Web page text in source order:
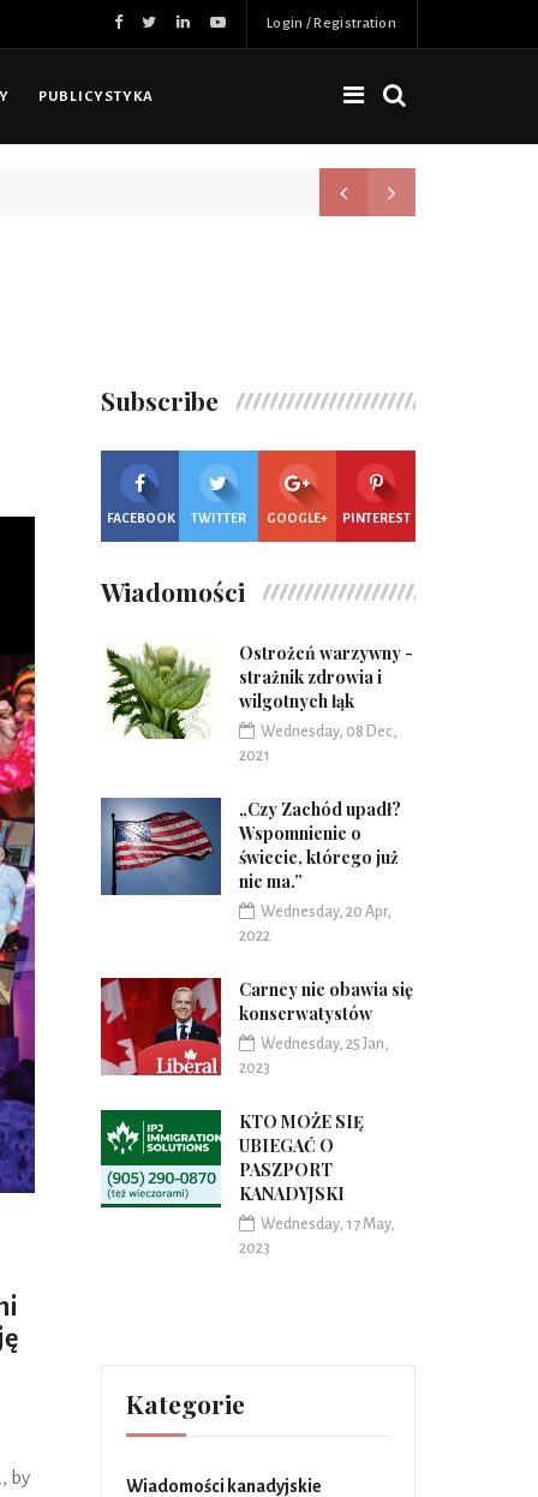
Login / Registration
PUBLICYSTYKA
Nowa jakość, więcej
by
Subscribe
FACEBOOK TWITTER GOOGLE+ PINTEREST
Wiadomości
Ostrożeń warzywny -
strażnik zdrowia i
wilgotnych łąk
Wednesday, 08 Dec,
2021
„Czy Zachód upadł?
Wspomnienie o
świecie, którego już
nie ma.”
Wednesday, 20 Apr,
2022
Carney nie obawia się
konserwatystów
Wednesday, 25 Jan,
2023
KTO MOŻE SIĘ
UBIEGAĆ O
PASZPORT
KANADYJSKI
Wednesday, 17 May,
2023
Kategorie
Wiadomości kanadyjskie